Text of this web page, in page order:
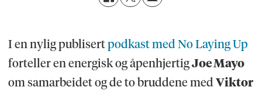
I en nylig publisertpodkast med No Laying Up
forteller en energisk og åpenhjertigJoe Mayo
om samarbeidet og de to bruddene med Viktor